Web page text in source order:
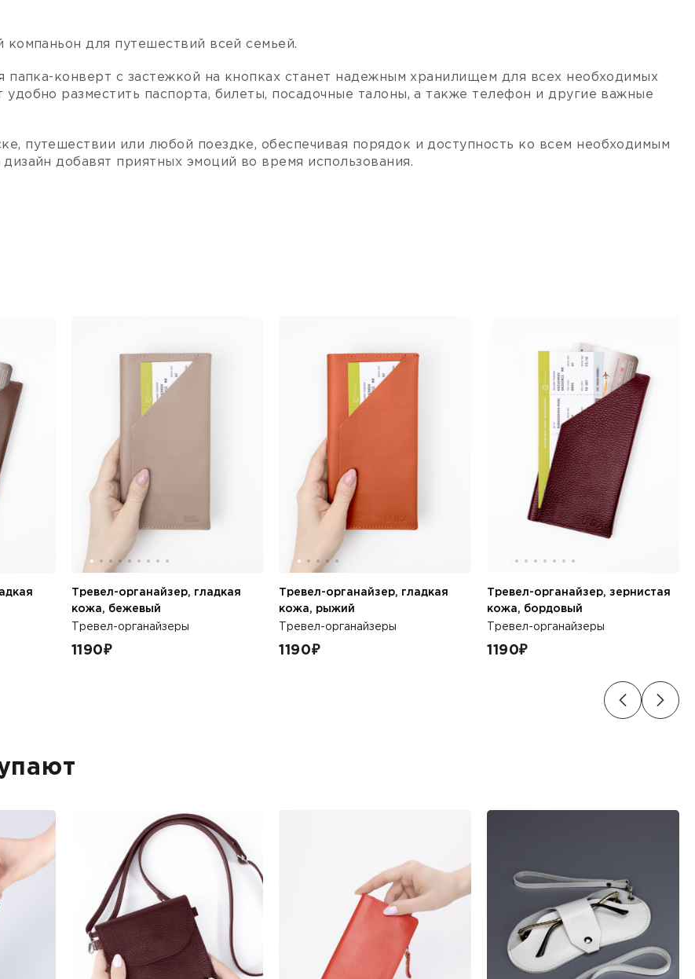
компаньон для путешествий всей семьей.
папка-конверт с застежкой на кнопках станет надежным хранилищем для всех необходимых
разместить паспорта, билеты, посадочные талоны, а также телефон и другие важные
путешествии или любой поездке, обеспечивая порядок и доступность ко всем необходимым
добавят приятных эмоций во время использования.
Тревел-органайзер, гладкая
кожа, бежевый
Тревел-органайзеры
1190₽
Тревел-органайзер, гладкая
кожа, рыжий
Тревел-органайзеры
1190₽
Тревел-органайзер, зернистая
кожа, бордовый
Тревел-органайзеры
1190₽